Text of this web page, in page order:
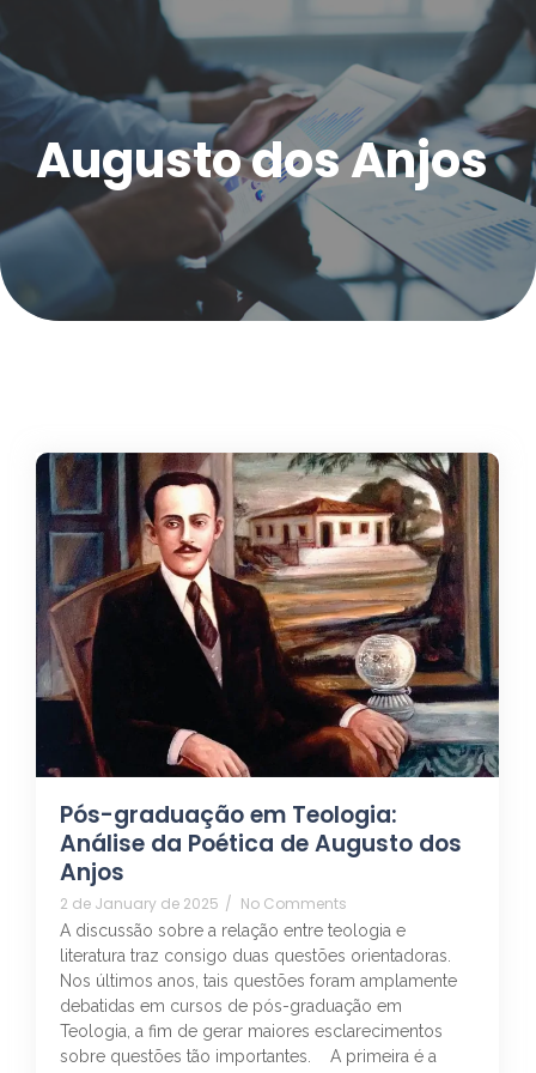
Augusto dos Anjos
Pós-graduação em Teologia:
Análise da Poética de Augusto dos
Anjos
2 de January de 2025 / No Comments
A discussão sobre a relação entre teologia e
literatura traz consigo duas questões orientadoras.
Nos últimos anos, tais questões foram amplamente
debatidas em cursos de pós-graduação em
Teologia, a fim de gerar maiores esclarecimentos
sobre questões tão importantes. A primeira é a